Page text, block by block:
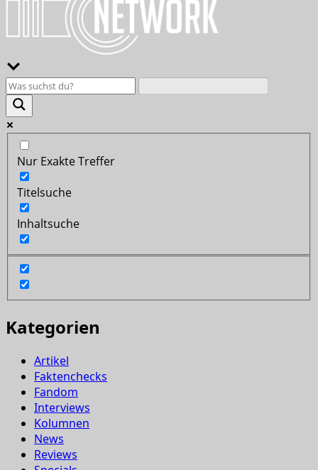
Nur Exakte Treffer
Titelsuche
Inhaltsuche
Kategorien
Artikel
Faktenchecks
Fandom
Interviews
Kolumnen
News
Reviews